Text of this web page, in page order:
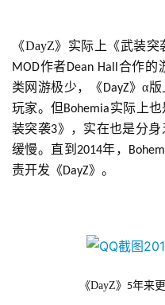
三
届
金
茶
奖
《DayZ》实际上《武装突
MOD作者Dean Hall合作的
类网游极少，《DayZ》α
玩家。但Bohemia实际上
装突袭3》，实在也是分
缓慢。直到 2014年，
责开发《DayZ》。
《DayZ》 5年来